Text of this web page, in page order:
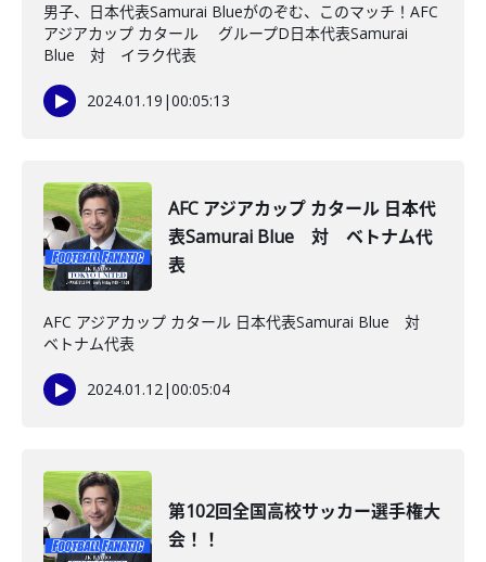
男子、日本代表Samurai Blueがのぞむ、このマッチ！AFC
アジアカップ カタール グループD日本代表Samurai
Blue 対 イラク代表
2024.01.19 |00:05:13
AFC アジアカップ カタール 日本代
表Samurai Blue 対 ベトナム代
表
AFC アジアカップ カタール 日本代表Samurai Blue 対
ベトナム代表
2024.01.12|00:05:04
第102回全国高校サッカー選手権大
会！！